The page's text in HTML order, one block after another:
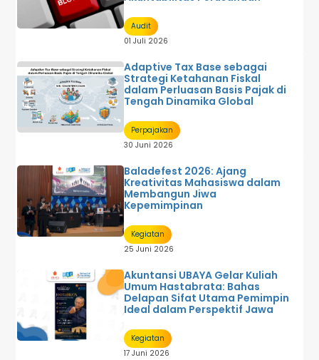
Audit
01 Juli 2026
Adaptive Tax Base sebagai
Strategi Ketahanan Fiskal
dalam Perluasan Basis Pajak di
Tengah Dinamika Global
Perpajakan
30 Juni 2026
Baladefest 2026: Ajang
Kreativitas Mahasiswa dalam
Membangun Jiwa
Kepemimpinan
Kegiatan
25 Juni 2026
Akuntansi UBAYA Gelar Kuliah
Umum Hastabrata: Bahas
Delapan Sifat Utama Pemimpin
Ideal dalam Perspektif Jawa
Kegiatan
17 Juni 2026